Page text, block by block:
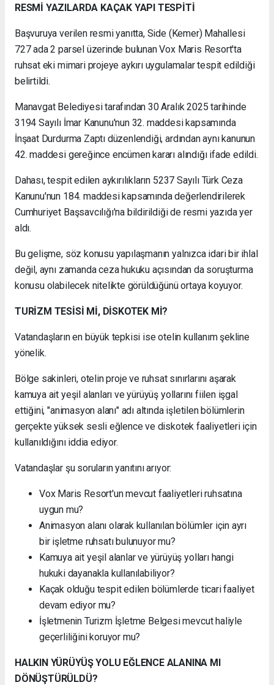
RESMİ YAZILARDA KAÇAK YAPI TESPİTİ
Başvuruya verilen resmi yanıtta, Side (Kemer) Mahallesi
727 ada 2 parsel üzerinde bulunan Vox Maris Resort'ta
ruhsat eki mimari projeye aykırı uygulamalar tespit edildiği
belirtildi.
Manavgat Belediyesi tarafından 30 Aralık 2025 tarihinde
3194 Sayılı İmar Kanunu'nun 32. maddesi kapsamında
İnşaat Durdurma Zaptı düzenlendiği, ardından aynı kanunun
42. maddesi gereğince encümen kararı alındığı ifade edildi.
Dahası, tespit edilen aykırılıkların 5237 Sayılı Türk Ceza
Kanunu'nun 184. maddesi kapsamında değerlendirilerek
Cumhuriyet Başsavcılığı'na bildirildiği de resmi yazıda yer
aldı.
Bu gelişme, söz konusu yapılaşmanın yalnızca idari bir ihlal
değil, aynı zamanda ceza hukuku açısından da soruşturma
konusu olabilecek nitelikte görüldüğünü ortaya koyuyor.
TURİZM TESİSİ Mİ, DİSKOTEK Mİ?
Vatandaşların en büyük tepkisi ise otelin kullanım şekline
yönelik.
Bölge sakinleri, otelin proje ve ruhsat sınırlarını aşarak
kamuya ait yeşil alanları ve yürüyüş yollarını fiilen işgal
ettiğini, "animasyon alanı" adı altında işletilen bölümlerin
gerçekte yüksek sesli eğlence ve diskotek faaliyetleri için
kullanıldığını iddia ediyor.
Vatandaşlar şu soruların yanıtını arıyor:
Vox Maris Resort'un mevcut faaliyetleri ruhsatına
uygun mu?
Animasyon alanı olarak kullanılan bölümler için ayrı
bir işletme ruhsatı bulunuyor mu?
Kamuya ait yeşil alanlar ve yürüyüş yolları hangi
hukuki dayanakla kullanılabiliyor?
Kaçak olduğu tespit edilen bölümlerde ticari faaliyet
devam ediyor mu?
İşletmenin Turizm İşletme Belgesi mevcut haliyle
geçerliliğini koruyor mu?
HALKIN YÜRÜYÜŞ YOLU EĞLENCE ALANINA MI
DÖNÜŞTÜRÜLDÜ?